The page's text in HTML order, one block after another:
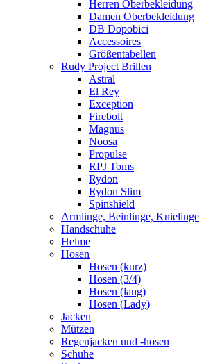
Herren Oberbekleidung
Damen Oberbekleidung
DB Dopobici
Accessoires
Größentabellen
Rudy Project Brillen
Astral
El Rey
Exception
Firebolt
Magnus
Noosa
Propulse
RPJ Toms
Rydon
Rydon Slim
Spinshield
Armlinge, Beinlinge, Knielinge
Handschuhe
Helme
Hosen
Hosen (kurz)
Hosen (3/4)
Hosen (lang)
Hosen (Lady)
Jacken
Mützen
Regenjacken und -hosen
Schuhe